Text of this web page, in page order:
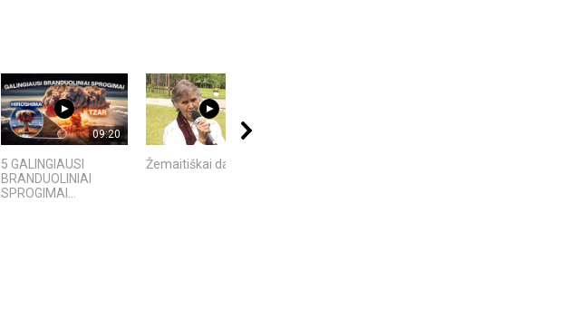
09:20
5 GALINGIAUSI
BRANDUOLINIAI
SPROGIMAI...
00:40
Žemaitiškai dainuoja